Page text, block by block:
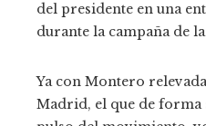
del presidente en una
durante la campaña de
Ya con Montero
Madrid, el que de forma